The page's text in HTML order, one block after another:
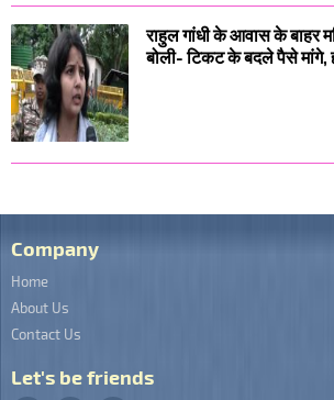
राहुल गांधी के आवास के बाहर
बोली- टिकट के बदले पैसे मांगे,
Company
Home
About Us
Contact Us
Let's be friends